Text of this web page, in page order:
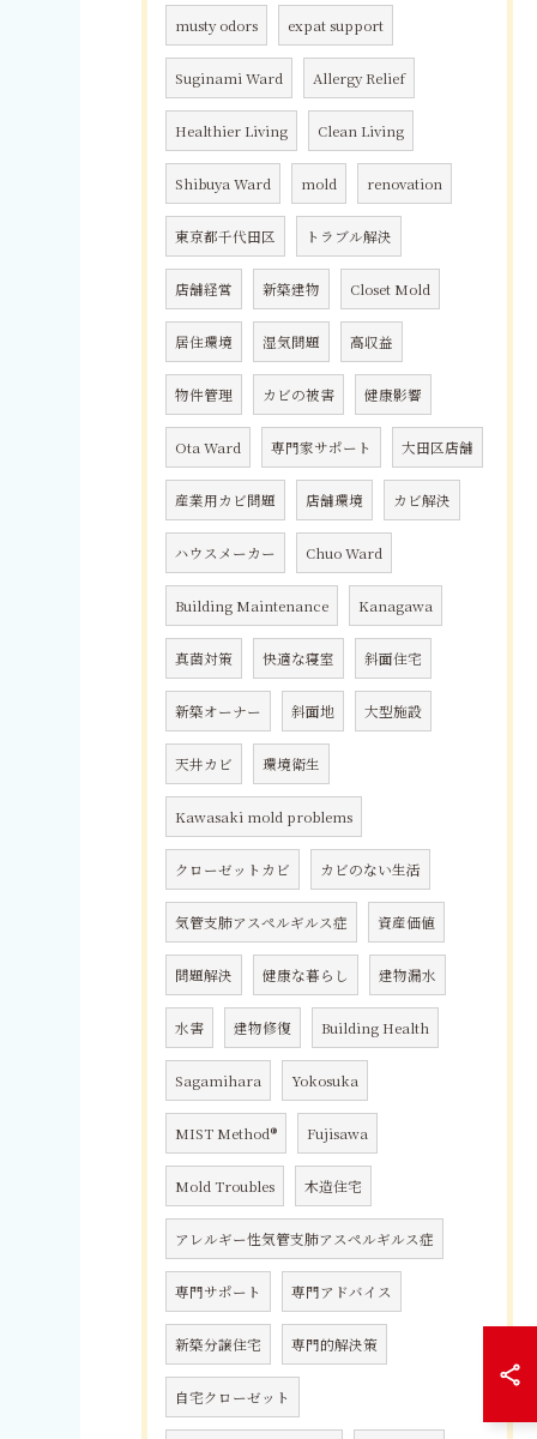
musty odors expat support
Suginami Ward Allergy Relief
Healthier Living Clean Living
Shibuya Ward mold renovation
東京都千代田区 トラブル解決
店舗経営 新築建物 Closet Mold
居住環境 湿気問題 高収益
物件管理 カビの被害 健康影響
Ota Ward 専門家サポート 大田区店舗
産業用カビ問題 店舗環境 カビ解決
ハウスメーカー Chuo Ward
Building Maintenance Kanagawa
真菌対策 快適な寝室 斜面住宅
新築オーナー 斜面地 大型施設
天井カビ 環境衛生
Kawasaki mold problems
クローゼットカビ カビのない生活
気管支肺アスペルギルス症 資産価値
問題解決 健康な暮らし 建物漏水
水害 建物修復 Building Health
Sagamihara Yokosuka
MIST Method® Fujisawa
Mold Troubles 木造住宅
アレルギー性気管支肺アスペルギルス症
専門サポート 専門アドバイス
新築分譲住宅 専門的解決策
自宅クローゼット